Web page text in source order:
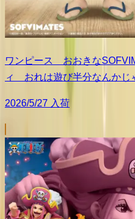
ワンピース おおきな
ィ おれは遊び半分なんかじ
2026/5/27 入荷